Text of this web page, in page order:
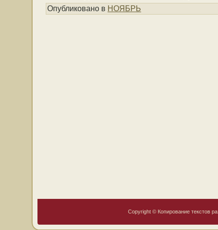
Опубликовано в НОЯБРЬ
Copyright © Копирование текстов